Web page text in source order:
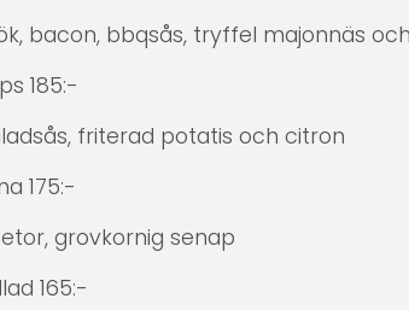
bacon, bbqsås, tryffel majonnäs
185:-
friterad potatis och citron
175:-
grovkornig senap
165:-